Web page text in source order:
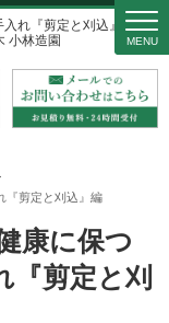
れ『剪定と刈込』編 │ 東
小林造園
MENU
『剪定と刈込』編
康に保つ
『剪定と刈